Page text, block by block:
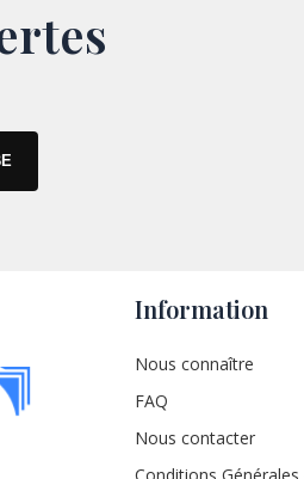
Information
Nous connaître
FAQ
Nous contacter
Conditions Générales